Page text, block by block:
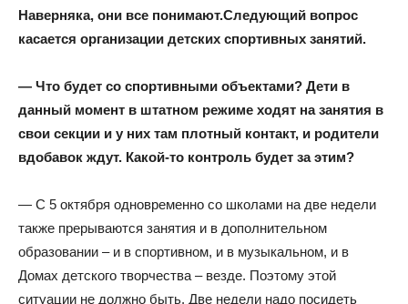
Наверняка, они все понимают.Следующий вопрос
касается организации детских спортивных занятий.
— Что будет со спортивными объектами? Дети в
данный момент в штатном режиме ходят на занятия в
свои секции и у них там плотный контакт, и родители
вдобавок ждут. Какой-то контроль будет за этим?
— С 5 октября одновременно со школами на две недели
также прерываются занятия и в дополнительном
образовании – и в спортивном, и в музыкальном, и в
Домах детского творчества – везде. Поэтому этой
ситуации не должно быть. Две недели надо посидеть